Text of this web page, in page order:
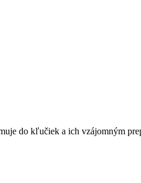
do kľučiek a ich vzájomným